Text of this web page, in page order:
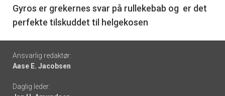
6
Gyros er grekernes svar på rullekebab og er det
perfekte tilskuddet til helgekosen
Footer
-
links
Ansvarlig redaktør:
Aase E. Jacobsen
Daglig leder: